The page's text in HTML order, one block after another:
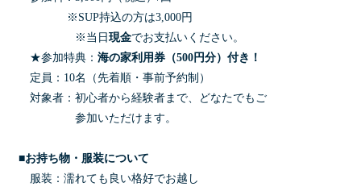
※SUP持込の方は3,000円
※当日現金でお支払いください。
★参加特典： 海の家利用券（500円分）付き！
定員：10名（先着順・事前予約制）
対象者：初心者から経験者まで、どなたでもご
参加いただけます。
■お持ち物・服装について
服装：濡れても良い格好でお越し